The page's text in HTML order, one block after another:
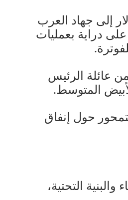
جديدين. ذهب العقد الأول الذي تبلغ قيمته 288 مليون دولار إلى جهاد العرب
دراية بعمليات
من عائلة الرئيس
المتوسط.
حول إنفاق
التحتية،